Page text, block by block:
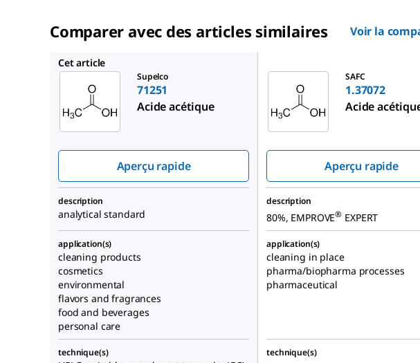
Comparer avec des articles similaires Voir la
Cet article
Supelco
71251
Acide acétique
Aperçu rapide
SAFC
1.37072
Acide
Aperçu rapide
description
analytical standard
description
80%, EMPROVE® EXPERT
application(s)
cleaning products
cosmetics
environmental
flavors and fragrances
food and beverages
personal care
application(s)
cleaning in place
pharma/biopharma processes
pharmaceutical
technique(s) technique(s)